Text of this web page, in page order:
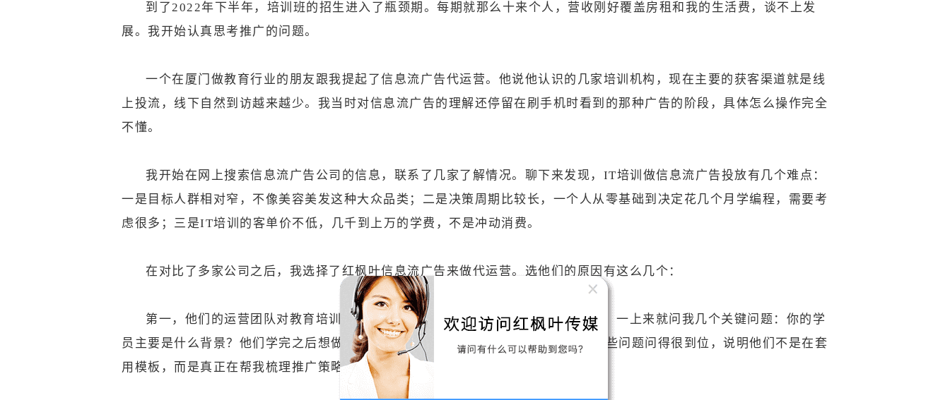
到了2022年下半年，培训班的招生进入了瓶颈期。每期就那么十来个人，营收刚好覆盖房租和我的生活费，谈不上发
展。我开始认真思考推广的问题。
一个在厦门做教育行业的朋友跟我提起了信息流广告代运营。他说他认识的几家培训机构，现在主要的获客渠道就是线
上投流，线下自然到访越来越少。我当时对信息流广告的理解还停留在刷手机时看到的那种广告的阶段，具体怎么操作完全
不懂。
我开始在网上搜索信息流广告公司的信息，联系了几家了解情况。聊下来发现，IT培训做信息流广告投放有几个难点：
一是目标人群相对窄，不像美容美发这种大众品类；二是决策周期比较长，一个人从零基础到决定花几个月学编程，需要考
虑很多；三是IT培训的客单价不低，几千到上万的学费，不是冲动消费。
在对比了多家公司之后，我选择了红枫叶信息流广告来做代运营。选他们的原因有这么几个：
第一，他们的运营团队对教育培训行业有比较深入的理解。跟我对接的项目经理，一上来就问我几个关键问题：你的学
员主要是什么背景？他们学完之后想做什么？你和其他培训机构相比有什么优势？这些问题问得很到位，说明他们不是在套
用模板，而是真正在帮我梳理推广策略。